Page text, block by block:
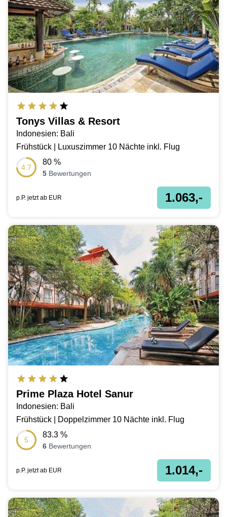
Tonys Villas & Resort
Indonesien: Bali
Frühstück | Luxuszimmer 10 Nächte inkl. Flug
4.7
80 %
5 Bewertungen
p.P. jetzt ab EUR 1.063,-
Prime Plaza Hotel Sanur
Indonesien: Bali
Frühstück | Doppelzimmer 10 Nächte inkl. Flug
5
83.3 %
6 Bewertungen
p.P. jetzt ab EUR 1.014,-